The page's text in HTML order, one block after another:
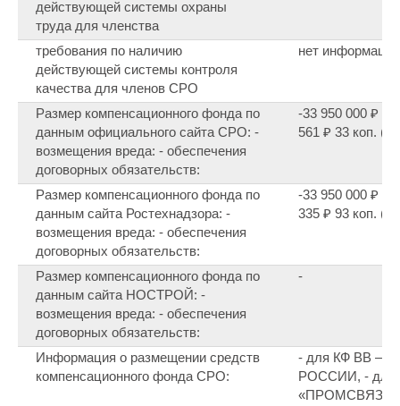
действующей системы охраны
труда для членства
требования по наличию
действующей системы контроля
качества для членов СРО
нет информации
Размер компенсационного фонда по
данным официального сайта СРО: -
возмещения вреда: - обеспечения
договорных обязательств:
-33 950 000 ₽
561 ₽ 33 коп.
Размер компенсационного фонда по
данным сайта Ростехнадзора: -
возмещения вреда: - обеспечения
договорных обязательств:
-33 950 000 ₽
335 ₽ 93 коп.
Размер компенсационного фонда по
данным сайта НОСТРОЙ: -
возмещения вреда: - обеспечения
договорных обязательств:
-
Информация о размещении средств
компенсационного фонда СРО:
- для КФ ВВ –
РОССИИ, -